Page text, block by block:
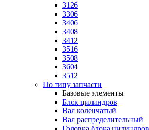
3126
3306
3406
3408
3412
3516
3508
3604
3512
По типу запчасти
Базовые элементы
Блок цилиндров
Вал коленчатый
Вал распределительный
Головка блока цилиндров